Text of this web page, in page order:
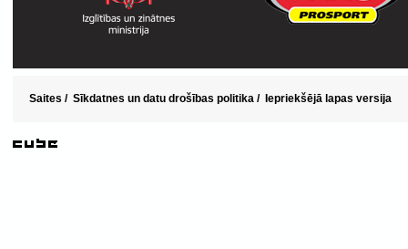
Saites / Sīkdatnes un datu drošības politika / Iepriekšējā lapas versija